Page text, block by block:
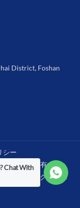
District, Foshan
シー
全著作権所有 . /
ネットワークをサポ
Chat With